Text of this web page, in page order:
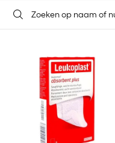
Leukoplast